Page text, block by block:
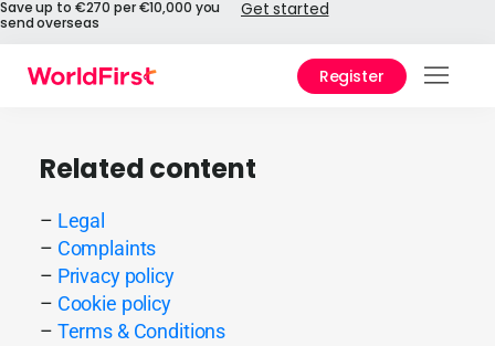
Save up to €270 per €10,000 you
send overseas
Get started
Register
Related content
– Legal
– Complaints
– Privacy policy
– Cookie policy
– Terms & Conditions